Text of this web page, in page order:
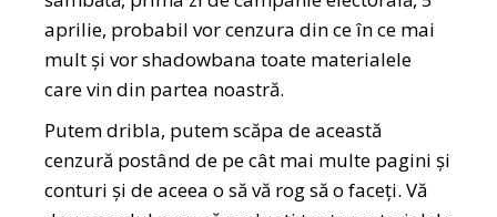
aprilie, probabil vor cenzura din ce în ce mai
mult și vor shadowbana toate materialele
care vin din partea noastră.
Putem dribla, putem scăpa de această
cenzură postând de pe cât mai multe pagini și
conturi și de aceea o să vă rog să o faceți. Vă